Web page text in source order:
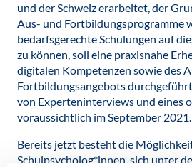
und der Schweiz erarbeitet, der
Aus- und Fortbildungsprogramme
bedarfsgerechte Schulungen auf
zu können, soll eine praxisnahe
digitalen Kompetenzen sowie des
Fortbildungsangebots
von Experteninterviews und eines
voraussichtlich im September 2021.
Bereits jetzt besteht die
Schulpsycholog*innen, sich unter